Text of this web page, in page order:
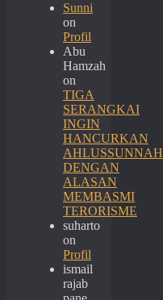
Sunni
on
Profil
Abu
Hamzah
on
TIGA
SERANGKAI
INGIN
HANCURKAN
AHLUSSUNNAH
DENGAN
ALASAN
MEMBASMI
TERORISME
suharto
on
Profil
ismail
rajab